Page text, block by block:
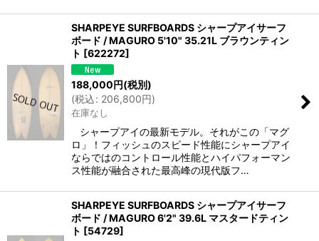
SHARPEYE SURFBOARDS シャープアイサーフ
ボード / MAGURO 5'10" 35.21L ブラウンティン
ト [622272]
188,000円(税別)
(税込: 206,800円)
在庫なし
シャープアイの最新モデル。それがこの「マグ
ロ」！フィッシュのスピード性能にシャープアイ
ならではのコントロール性能とハイパフォーマン
ス性能が融合された最高峰の現代版フ…
SHARPEYE SURFBOARDS シャープアイサーフ
ボード / MAGURO 6'2" 39.6L マスタードティン
ト [54729]